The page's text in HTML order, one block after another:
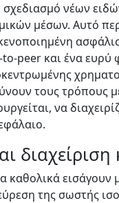
σχεδιασμό νέων
μέσων. Αυτό
peer και ένα ευρύ
τους τρόπους
να
διαχείριση
καθολικά εισάγουν
της σωστής